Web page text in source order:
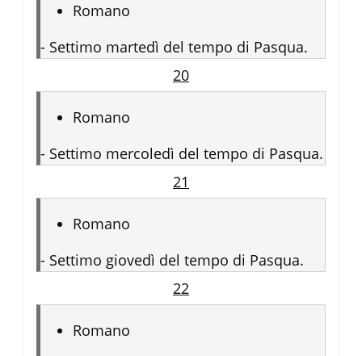
Romano
- Settimo martedì del tempo di Pasqua.
20
Romano
- Settimo mercoledì del tempo di Pasqua.
21
Romano
- Settimo giovedì del tempo di Pasqua.
22
Romano